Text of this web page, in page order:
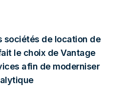
sociétés de location de
le choix de Vantage
afin de moderniser